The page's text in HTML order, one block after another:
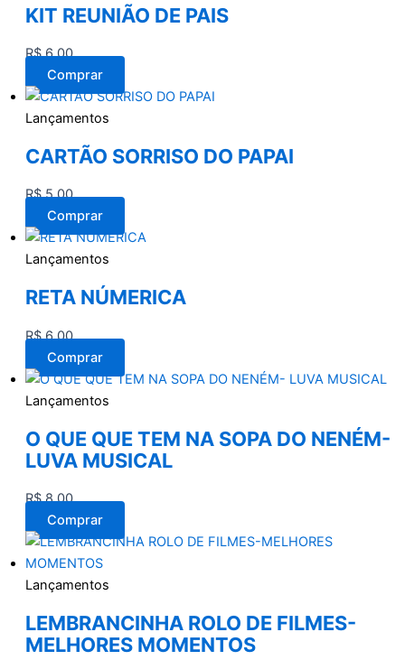
KIT REUNIÃO DE PAIS
R$6,00
Comprar
Lançamentos
CARTÃO SORRISO DO PAPAI
R$5,00
Comprar
Lançamentos
RETA NÚMERICA
R$6,00
Comprar
Lançamentos
O QUE QUE TEM NA SOPA DO NENÉM-
LUVA MUSICAL
R$8,00
Comprar
Lançamentos
LEMBRANCINHA ROLO DE FILMES-
MELHORES MOMENTOS